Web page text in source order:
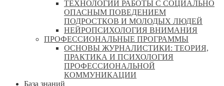
ТЕХНОЛОГИИ РАБОТЫ С СОЦИАЛЬНО
ОПАСНЫМ ПОВЕДЕНИЕМ
ПОДРОСТКОВ И МОЛОДЫХ ЛЮДЕЙ
НЕЙРОПСИХОЛОГИЯ ВНИМАНИЯ
ПРОФЕССИОНАЛЬНЫЕ ПРОГРАММЫ
ОСНОВЫ ЖУРНАЛИСТИКИ: ТЕОРИЯ,
ПРАКТИКА И ПСИХОЛОГИЯ
ПРОФЕССИОНАЛЬНОЙ
КОММУНИКАЦИИ
База знаний